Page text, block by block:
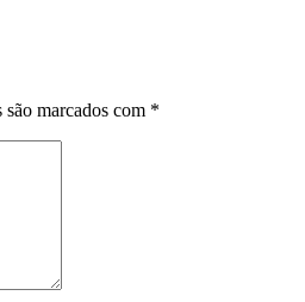
marcados com *